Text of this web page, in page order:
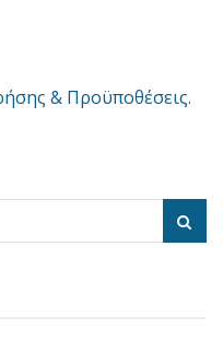
& Προϋποθέσεις.